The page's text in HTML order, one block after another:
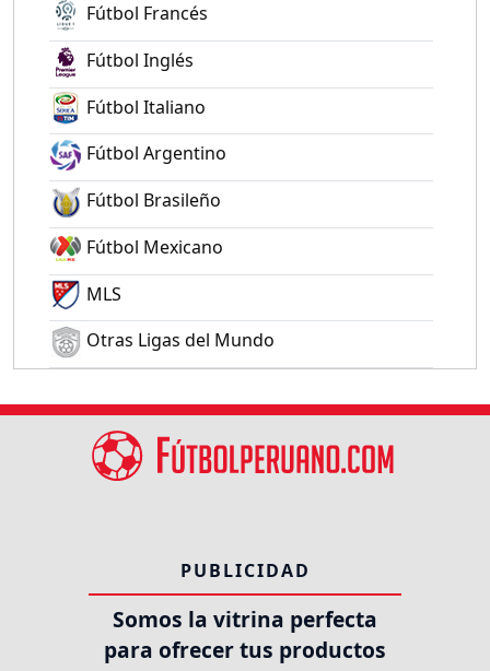
Fútbol Francés
Fútbol Inglés
Fútbol Italiano
Fútbol Argentino
Fútbol Brasileño
Fútbol Mexicano
MLS
Otras Ligas del Mundo
PUBLICIDAD
Somos la vitrina perfecta
para ofrecer tus productos